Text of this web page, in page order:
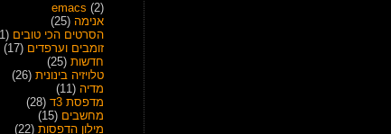
emacs (2)
אנימה (25)
הסרטים הכי טובים (1)
זומבים וערפדים (17)
חדשות(25)
טלויזיה בינונית(26)
מדיה (11)
מדפסת 3ד
(28)
מחשבים (15)
מילון הדפסות(22)